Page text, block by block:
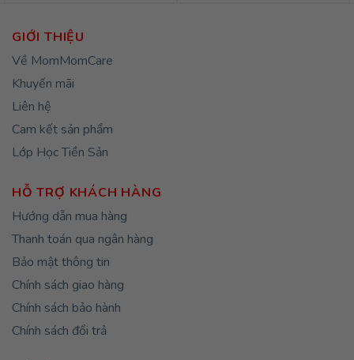
GIỚI THIỆU
Về MomMomCare
Khuyến mãi
Liên hệ
Cam kết sản phẩm
Lớp Học Tiền Sản
HỖ TRỢ KHÁCH HÀNG
Hướng dẫn mua hàng
Thanh toán qua ngân hàng
Bảo mật thông tin
Chính sách giao hàng
Chính sách bảo hành
Chính sách đổi trả